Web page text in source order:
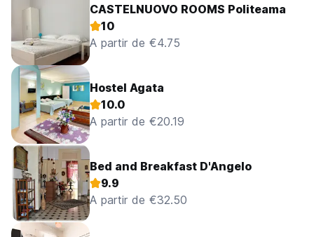
CASTELNUOVO ROOMS Politeama
10
A partir de €4.75
Hostel Agata
10.0
A partir de €20.19
Bed and Breakfast D'Angelo
9.9
A partir de €32.50